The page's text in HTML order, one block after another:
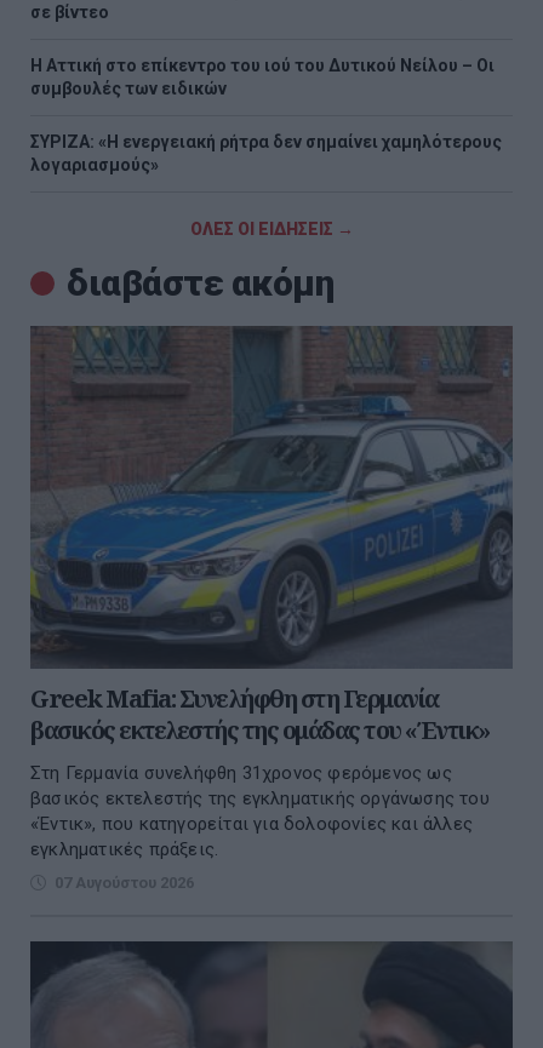
σε βίντεο
Η Αττική στο επίκεντρο του ιού του Δυτικού Νείλου – Οι
συμβουλές των ειδικών
ΣΥΡΙΖΑ: «Η ενεργειακή ρήτρα δεν σημαίνει χαμηλότερους
λογαριασμούς»
ΟΛΕΣ ΟΙ ΕΙΔΗΣΕΙΣ →
διαβάστε ακόμη
Greek Mafia: Συνελήφθη στη Γερμανία
βασικός εκτελεστής της ομάδας του «Έντικ»
Στη Γερμανία συνελήφθη 31χρονος φερόμενος ως
βασικός εκτελεστής της εγκληματικής οργάνωσης του
«Έντικ», που κατηγορείται για δολοφονίες και άλλες
εγκληματικές πράξεις.
07 Αυγούστου 2026